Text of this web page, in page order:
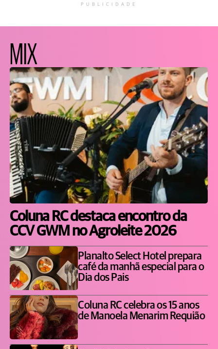
PUBLICIDADE
MIX
Coluna RC destaca encontro da
CCV GWM no Agroleite 2026
Planalto Select Hotel prepara
café da manhã especial para o
Dia dos Pais
Coluna RC celebra os 15 anos
de Manoela Menarim Requião